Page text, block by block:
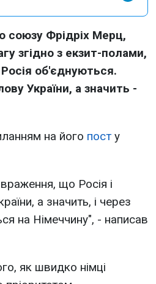
союзу Фрідріх Мерц,
згідно з екзит-полами,
об'єднуються.
України, а значить -
на його пост у
що Росія і
а значить, і через
на Німеччину", - написав
як швидко німці